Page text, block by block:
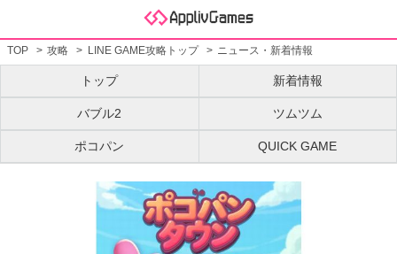
TOP 攻略 LINE GAME攻略トップ ニュース・新着情報
トップ 新着情報
バブル2 ツムツム
ポコパン QUICK GAME